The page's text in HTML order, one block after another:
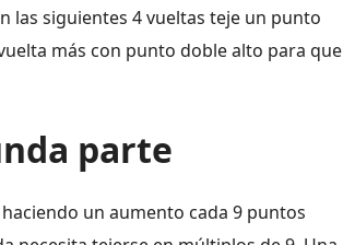
las siguientes 4 vueltas teje un punto
más con punto doble alto para que
parte
un aumento cada 9 puntos